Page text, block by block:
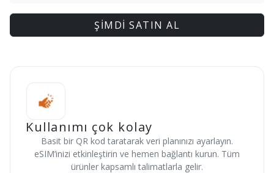
ŞİMDİ SATIN AL
Kullanımı çok kolay
Basit bir QR kod taratarak veri planınızı ayarlayın.
eSIM’inizi etkinleştirin ve hemen bağlantı kurun. Tüm
ürünler kapsamlı talimatlarla gelir.